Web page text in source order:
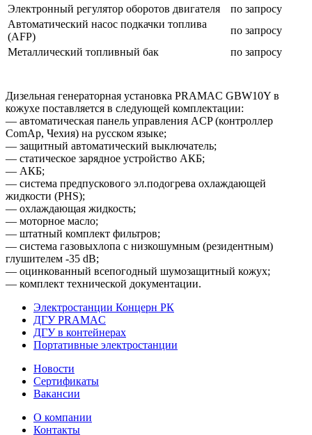
Электронный регулятор оборотов двигателя
по запросу
Автоматический насос подкачки топлива
(AFP)
по запросу
Металлический топливный бак
по запросу
Дизельная генераторная установка PRAMAC GBW10Y в
кожухе поставляется в следующей комплектации:
— автоматическая панель управления ACP (контроллер
ComAp, Чехия) на русском языке;
— защитный автоматический выключатель;
— статическое зарядное устройство АКБ;
— АКБ;
— система предпускового эл.подогрева охлаждающей
жидкости (PHS);
— охлаждающая жидкость;
— моторное масло;
— штатный комплект фильтров;
— система газовыхлопа с низкошумным (резидентным)
глушителем -35 dB;
— оцинкованный всепогодный шумозащитный кожух;
— комплект технической документации.
Электростанции Концерн РК
ДГУ PRAMAC
ДГУ в контейнерах
Портативные электростанции
Новости
Сертификаты
Вакансии
О компании
Контакты